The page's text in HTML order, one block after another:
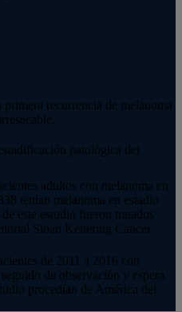
primera recurrencia de melanoma
patológica del
adultos con melanoma en
tenían melanoma en estadio
este estudio fueron tratados
Sloan Kettering Cancer
de 2011 a 2016 con
de observación y espera.
procedían de América del